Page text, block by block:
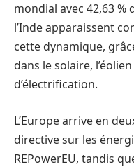
mondial avec 42,63 %
l’Inde apparaissent
cette dynamique,
dans le solaire,
d’électrification.
L’Europe arrive en
directive sur les
REPowerEU, tandis